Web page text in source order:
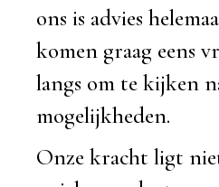
ons is advies
komen graag eens
langs om te kijken
mogelijkheden.
Onze kracht ligt